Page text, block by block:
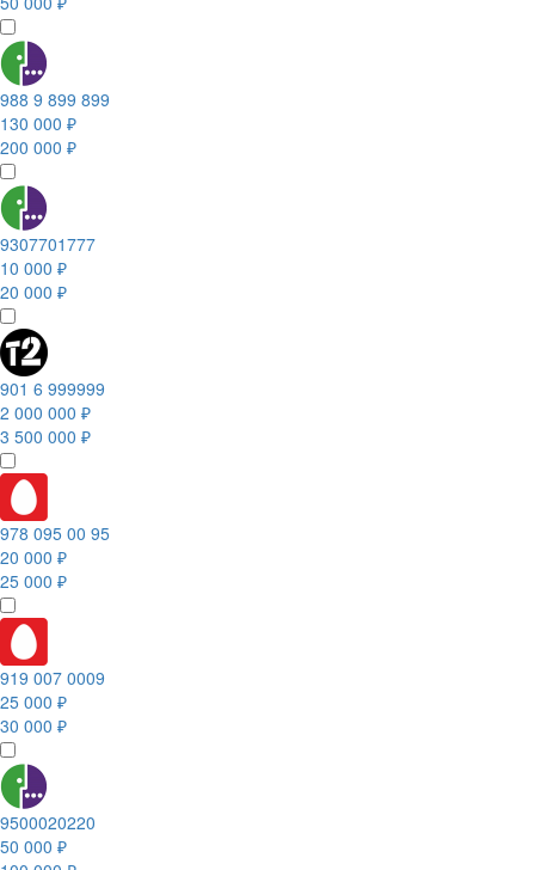
988 9 899 899
130 000 ₽
200 000 ₽
9307701777
10 000 ₽
20 000 ₽
901 6 999999
2 000 000 ₽
3 500 000 ₽
978 095 00 95
20 000 ₽
25 000 ₽
919 007 0009
25 000 ₽
30 000 ₽
9500020220
50 000 ₽